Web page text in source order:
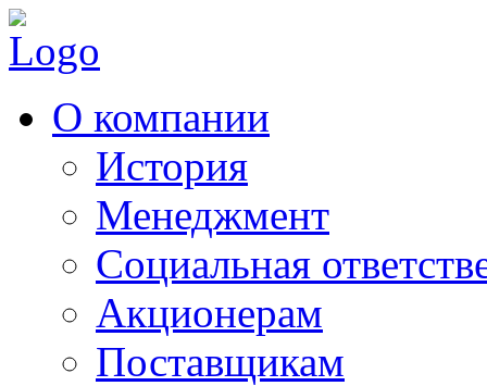
О компании
История
Менеджмент
Социальная
Акционерам
Поставщикам